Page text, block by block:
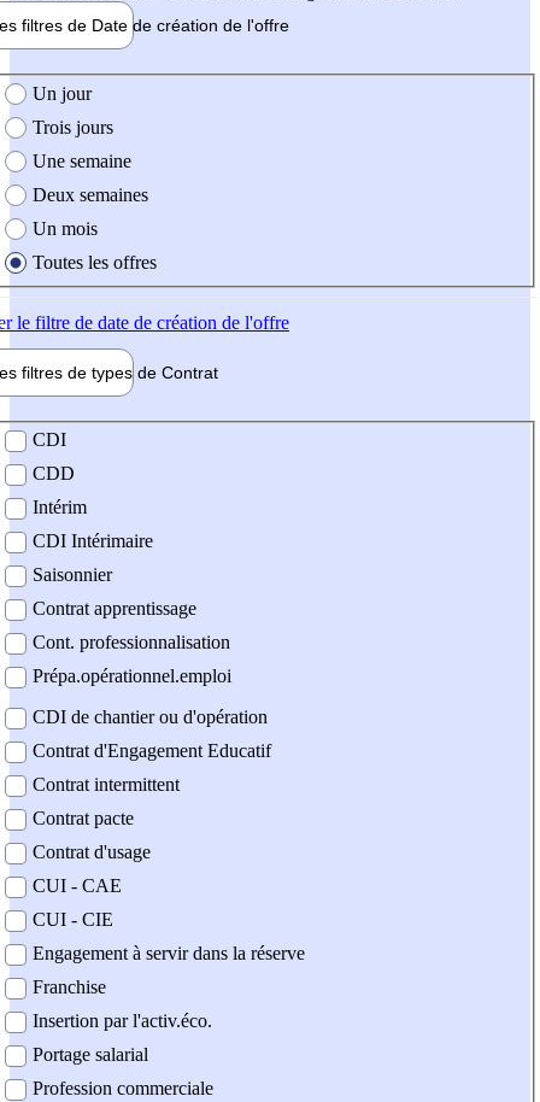
filtres de Date de création de l'offre
création de l'offre
Un jour
Trois jours
Une semaine
Deux semaines
Un mois
Toutes les offres
le filtre de date de création de l'offre
filtres de types de Contrat
contrat
CDI
CDD
Intérim
CDI Intérimaire
Saisonnier
Contrat apprentissage
Cont. professionnalisation
Prépa.opérationnel.emploi
CDI de chantier ou d'opération
Contrat d'Engagement Educatif
Contrat intermittent
Contrat pacte
Contrat d'usage
CUI - CAE
CUI - CIE
Engagement à servir dans la réserve
Franchise
Insertion par l'activ.éco.
Portage salarial
Profession commerciale